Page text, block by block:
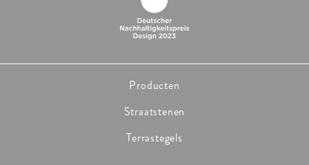
Producten
Straatstenen
Terrastegels